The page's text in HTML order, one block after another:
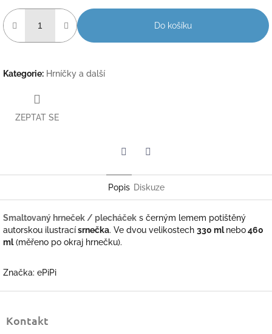
Do košíku
Kategorie: Hrníčky a další
ZEPTAT SE
Popis Diskuze
Smaltovaný hrneček / plecháček s černým lemem potištěný
autorskou ilustracísrnečka. Ve dvou velikostech 330 mlnebo460
ml(měřeno po okraj hrnečku).
Značka: ePiPi
Kontakt